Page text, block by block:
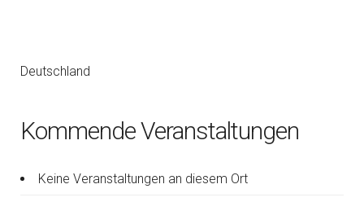
Deutschland
Kommende Veranstaltungen
Keine Veranstaltungen an diesem Ort